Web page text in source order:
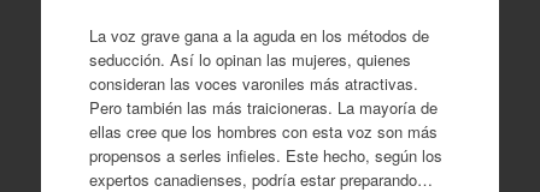
La voz grave gana a la aguda en los métodos de
seducción. Así lo opinan las mujeres, quienes
consideran las voces varoniles más atractivas.
Pero también las más traicioneras. La mayoría de
ellas cree que los hombres con esta voz son más
propensos a serles infieles. Este hecho, según los
expertos canadienses, podría estar preparando…